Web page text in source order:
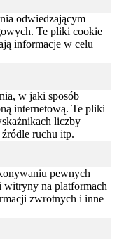
odwiedzającym
Te pliki cookie
informacje w celu
w jaki sposób
internetową. Te pliki
liczby
ruchu itp.
pewnych
witryny na platformach
zwrotnych i inne